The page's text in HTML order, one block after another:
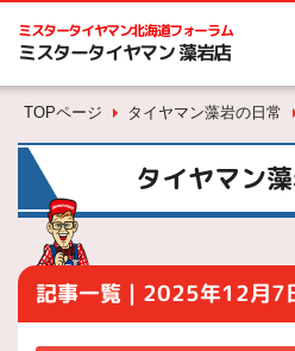
ミスタータイヤマン北海道フォーラム
ミスタータイヤマン 藻岩店
TOPページ タイヤマン藻岩の日常
タイヤマン
記事一覧｜2025年12月7